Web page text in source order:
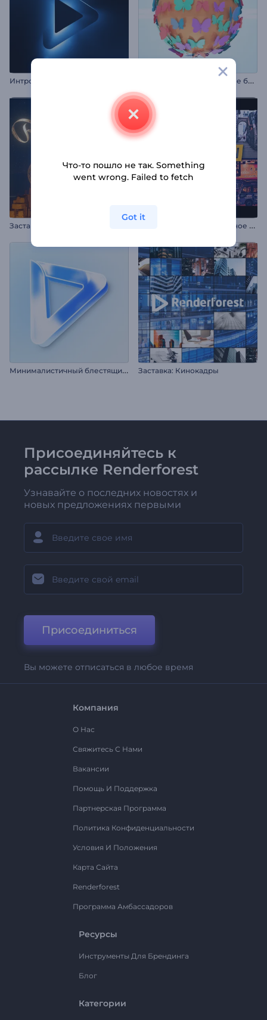
Интро "Неоновые лучи света" А
нимация лого: Глянцевые бабочки
Заставка: Рамадан Д
инамичное урбанистичное интро
М
инималистичный блестящий логотип Заставка: Кинокадры
Присоединяйтесь к
рассылке Renderforest
Узнавайте о последних новостях и
новых предложениях первыми
Присоединиться
Вы можете отписаться в любое время
Компания
О Нас
Свяжитесь С Нами
Вакансии
Помощь И Поддержка
Партнерская Программа
Политика Конфиденциальности
Условия И Положения
Карта Сайта
Renderforest
Программа Амбассадоров
Ресурсы
Инструменты Для Брендинга
Блог
Категории
Что-то пошло не так. Something
went wrong. Failed to fetch
Got it